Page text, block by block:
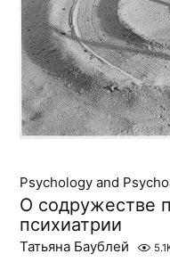
Psychology and
О содружестве
психиатрии
Татьяна Баублей